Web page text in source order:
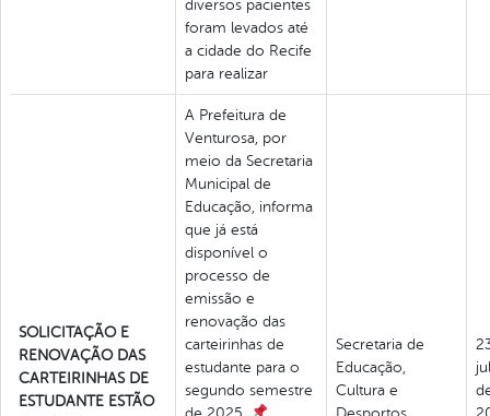
diversos pacientes
foram levados até
a cidade do Recife
para realizar
SOLICITAÇÃO E
RENOVAÇÃO DAS
CARTEIRINHAS DE
ESTUDANTE ESTÃO
A Prefeitura de
Venturosa, por
meio da Secretaria
Municipal de
Educação, informa
que já está
disponível o
processo de
emissão e
renovação das
carteirinhas de
estudante para o
segundo semestre
Secretaria de
Educação,
Cultura e